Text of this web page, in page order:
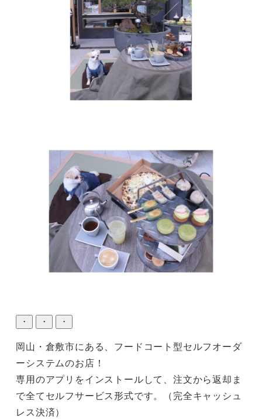
・ ・ ・
岡山・倉敷市にある、フードコート型セルフオーダ
ーシステムのお店！
専用のアプリをインストールして、注文から返却ま
で全てセルフサービス形式です。（完全キャッシュ
レス決済）